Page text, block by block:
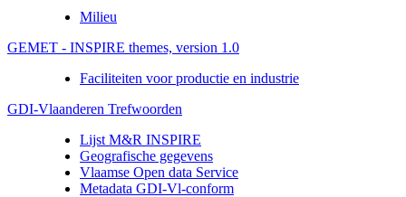
Milieu
GEMET - INSPIRE themes, version 1.0
Faciliteiten voor productie en industrie
GDI-Vlaanderen Trefwoorden
Lijst M&R INSPIRE
Geografische gegevens
Vlaamse Open data Service
Metadata GDI-Vl-conform